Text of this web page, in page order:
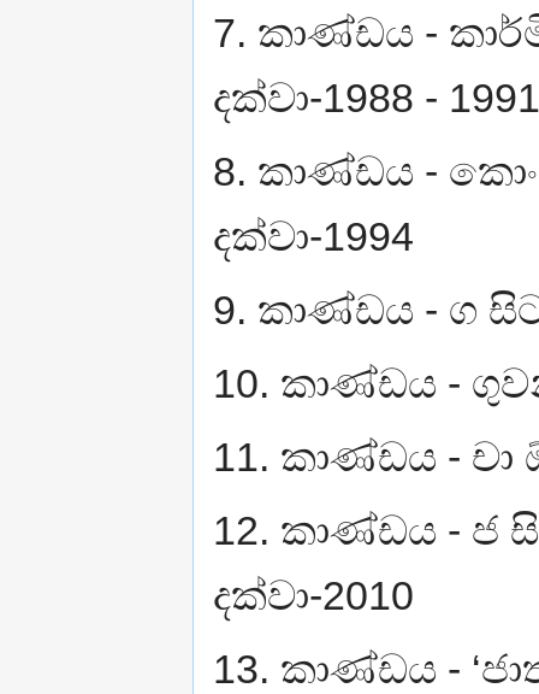
7. කාණ්ඩය -
දක්වා-1988 - 1991
8. කාණ්ඩය -
දක්වා-1994
9. කාණ්ඩය - ග
10. කාණ්ඩය -
11. කාණ්ඩය - චා
12. කාණ්ඩය - ජ
දක්වා-2010
13. කාණ්ඩය -